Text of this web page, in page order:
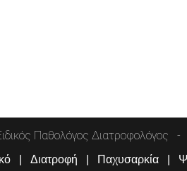
Παθολόγος Διατροφολόγος
Διατροφή Παχυσαρκία